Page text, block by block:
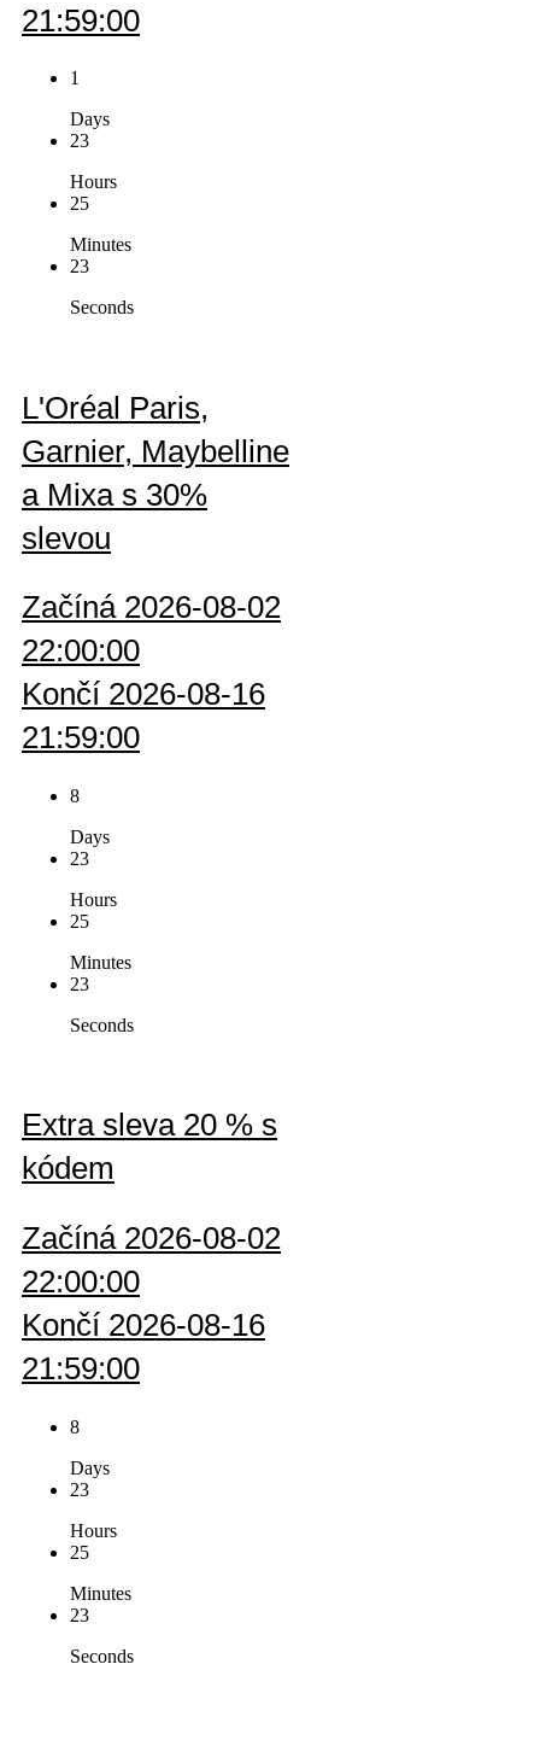
21:59:00
1
Days
23
Hours
25
Minutes
23
Seconds
L'Oréal Paris,
Garnier, Maybelline
a Mixa s 30%
slevou
Začíná 2026-08-02
22:00:00
Končí 2026-08-16
21:59:00
8
Days
23
Hours
25
Minutes
23
Seconds
Extra sleva 20 % s
kódem
Začíná 2026-08-02
22:00:00
Končí 2026-08-16
21:59:00
8
Days
23
Hours
25
Minutes
23
Seconds